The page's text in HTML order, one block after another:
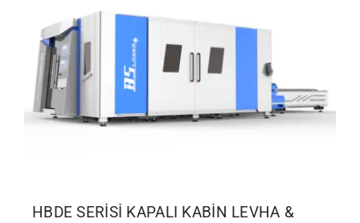
İletişim
HBDE SERİSİ KAPALI KABİN LEVHA &